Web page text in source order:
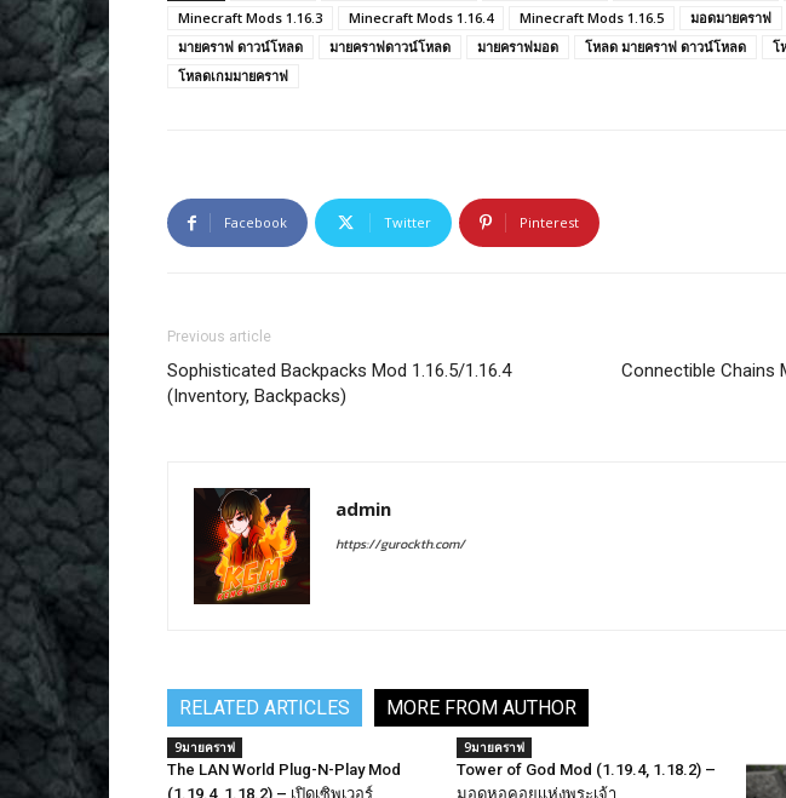
Minecraft Mods 1.16.3
Minecraft Mods 1.16.4 Minecraft Mods 1.16.5 มอดมายคราฟ
มายคราฟ ดาวน์โหลด
มายคราฟดาวน์โหลด มายคราฟมอด โหลด มายคราฟ ดาวน์โหลด โ
โหลดเกมมายคราฟ
Facebook Twitter Pinterest
Previous article
Sophisticated Backpacks Mod 1.16.5/1.16.4
(Inventory, Backpacks)
Connectible Chains
admin
https://gurockth.com/
RELATED ARTICLES MORE FROM AUTHOR
9มายคราฟ
The LAN World Plug-N-Play Mod
(1.19.4, 1.18.2) – เปิดเซิพเวอร์
9มายคราฟ
Tower of God Mod (1.19.4, 1.18.2) –
มอดหอคอยเเห่งพระเจ้า